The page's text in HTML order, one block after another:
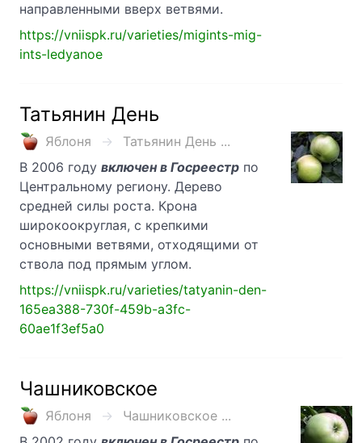
направленными вверх ветвями.
https://vniispk.ru/varieties/migints-mig-
ints-ledyanoe
Татьянин День
Яблоня
Татьянин День ...
В 2006 году включен в Госреестр по
Центральному региону. Дерево
средней силы роста. Крона
широкоокруглая, с крепкими
основными ветвями, отходящими от
ствола под прямым углом.
https://vniispk.ru/varieties/tatyanin-den-
165ea388-730f-459b-a3fc-
60ae1f3ef5a0
Чашниковское
Яблоня
Чашниковское ...